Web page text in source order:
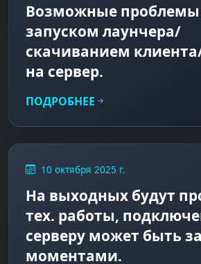
Возможные проблемы
запуском лаунчера/
скачиванием
на сервер.
ПОДРОБНЕЕ
10 октября 2025 г.
На выходных будут
тех. работы,
серверу может быть
моментами.